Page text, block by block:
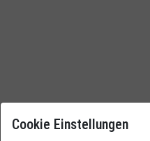
Cookie Einstellungen